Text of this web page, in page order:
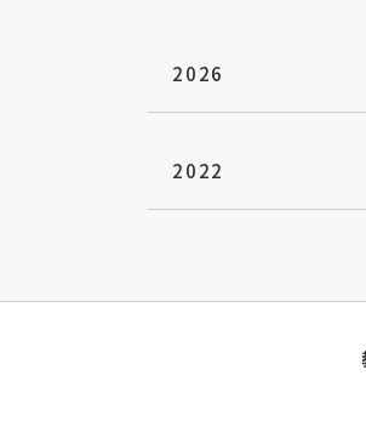
2026
2022